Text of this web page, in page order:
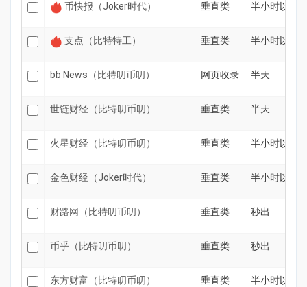
币快报（Joker时代） 垂直类 半小时以内
支点（比特特工） 垂直类 半小时以内
bb News（比特叨币叨） 网页收录 半天
世链财经（比特叨币叨） 垂直类 半天
火星财经（比特叨币叨） 垂直类 半小时以内
金色财经（Joker时代） 垂直类 半小时以内
财路网（比特叨币叨） 垂直类 秒出
币乎（比特叨币叨） 垂直类 秒出
东方财富（比特叨币叨） 垂直类 半小时以内